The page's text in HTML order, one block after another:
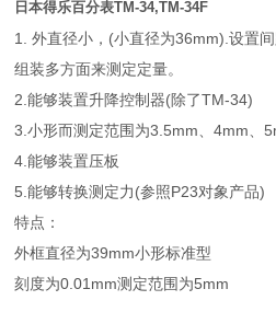
日本得乐百分表TM-34,TM-34F
1. 外直径小，(小直径为36mm).设置
组装多方面来测定定量。
2.能够装置升降控制器(除了TM-34)
3.小形而测定范围为3.5mm、4mm、
4.能够装置压板
5.能够转换测定力(参照P23对象产品)
特点：
外框直径为39mm小形标准型
刻度为0.01mm测定范围为5mm